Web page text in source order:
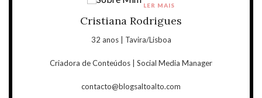
Cristiana Rodrigues
32 anos | Tavira/Lisboa
Criadora de Conteúdos | Social Media Manager
contacto@blogsaltoalto.com
LER MAIS